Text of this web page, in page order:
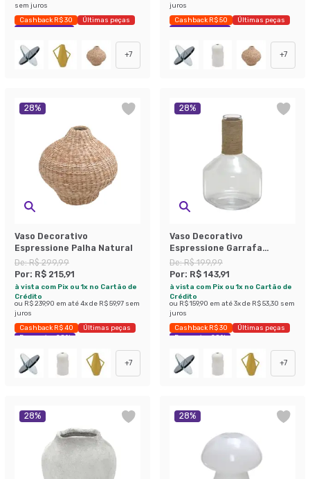
sem juros
Cashback R$ 30
Últimas peças
Economize 27%
+7
juros
Cashback R$ 50
Últimas peças
Economize 28%
+7
28%
Vaso Decorativo
Espressione Palha Natural
De:R$ 299,99
Por: R$ 215,91
à vista com Pix ou 1x no Cartão de
Crédito
ou R$ 239,90 em até4x de R$ 59,97 sem
juros
Cashback R$ 40
Últimas peças
Economize 28%
+7
28%
Vaso Decorativo
Espressione Garrafa
Transparente e Marrom 23
cm
De:R$ 199,99
Por: R$ 143,91
à vista com Pix ou 1x no Cartão de
Crédito
ou R$ 159,90 em até3x de R$ 53,30 sem
juros
Cashback R$ 30
Últimas peças
Economize 28%
+7
28% 28%